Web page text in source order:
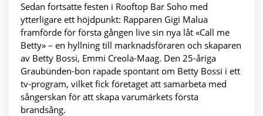
Sedan fortsatte festen i Rooftop Bar Soho med
ytterligare ett höjdpunkt: Rapparen Gigi Malua
framförde för första gången live sin nya låt «Call me
Betty» – en hyllning till marknadsföraren och skaparen
av Betty Bossi, Emmi Creola-Maag. Den 25-åriga
Graubünden-bon rapade spontant om Betty Bossi i ett
tv-program, vilket fick företaget att samarbeta med
sångerskan för att skapa varumärkets första
brandsång.